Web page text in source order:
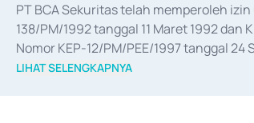
PT BCA Sekuritas telah memperoleh
138/PM/1992 tanggal 11 Maret 1992
Nomor KEP-12/PM/PEE/1997 tanggal
merger, akuisisi, divestasi, dan
LIHAT SELENGKAPNYA